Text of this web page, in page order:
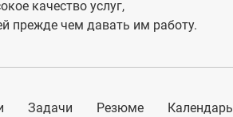
качество услуг,
прежде чем давать им работу.
Задачи Резюме Календарь